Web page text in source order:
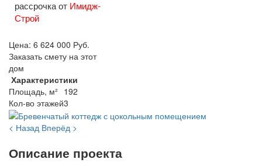
рассрочка от Имидж-
Строй
Цена: 6 624 000 Руб.
Заказать смету на этот
дом
Характеристики
Площадь, м² 192
Кол-во этажей3
< Назад Вперёд >
Описание проекта